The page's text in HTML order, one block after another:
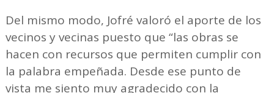
Del mismo modo, Jofré valoró el aporte de los
vecinos y vecinas puesto que “las obras se
hacen con recursos que permiten cumplir con
la palabra empeñada. Desde ese punto de
vista me siento muy agradecido con la